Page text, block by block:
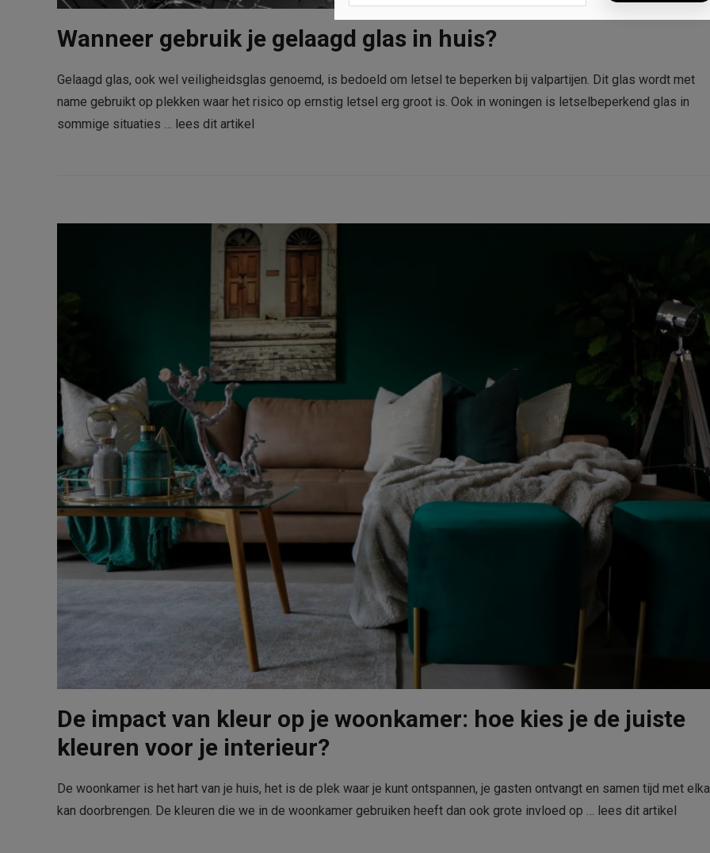
Wanneer gebruik je gelaagd glas in huis?
Gelaagd glas, ook wel veiligheidsglas genoemd, is bedoeld om letsel te beperken bij valpartijen. Dit glas wordt met
name gebruikt op plekken waar het risico op ernstig letsel erg groot is. Ook in woningen is letselbeperkend glas in
sommige situaties … lees dit artikel
De impact van kleur op je woonkamer: hoe kies je de juiste
kleuren voor je interieur?
De woonkamer is het hart van je huis, het is de plek waar je kunt ontspannen, je gasten ontvangt en samen tijd met
kan doorbrengen. De kleuren die we in de woonkamer gebruiken heeft dan ook grote invloed op … lees dit artikel